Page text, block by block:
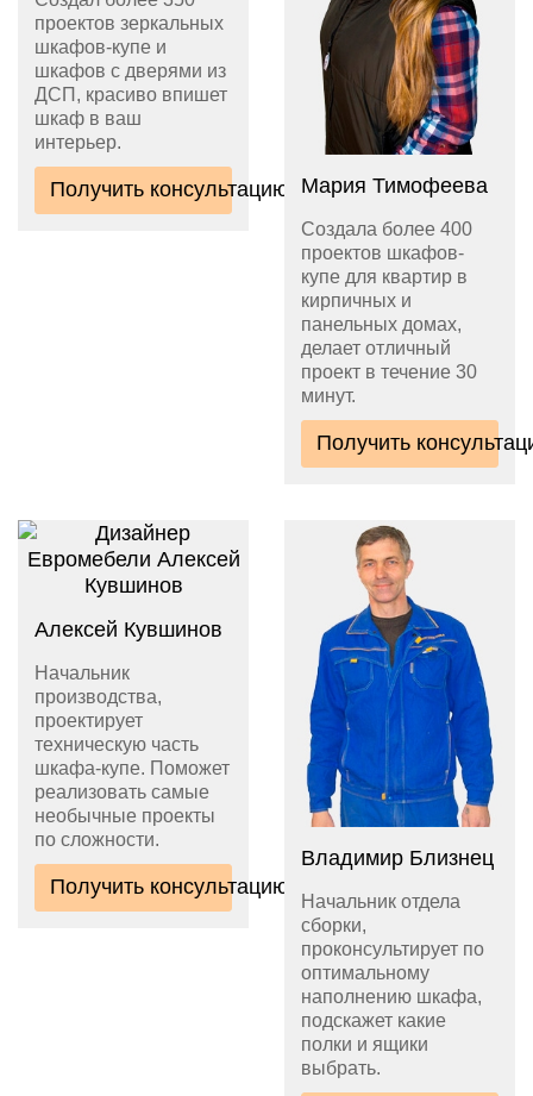
проектов зеркальных
шкафов-купе и
шкафов с дверями из
ДСП, красиво впишет
шкаф в ваш
интерьер.
Получить консультацию Мария Тимофеева
Создала более 400
проектов шкафов-
купе для квартир в
кирпичных и
панельных домах,
делает отличный
проект в течение 30
минут.
Получить
Алексей Кувшинов
Начальник
производства,
проектирует
техническую часть
шкафа-купе. Поможет
реализовать самые
необычные проекты
по сложности.
Получить консультацию
Владимир Близнец
Начальник отдела
сборки,
проконсультирует по
оптимальному
наполнению шкафа,
подскажет какие
полки и ящики
выбрать.